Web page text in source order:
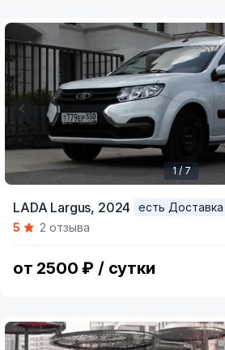
of
1 / 7
LADA Largus, 2024
есть Доставка
5
2 отзыва
от 2500 ₽ / сутки